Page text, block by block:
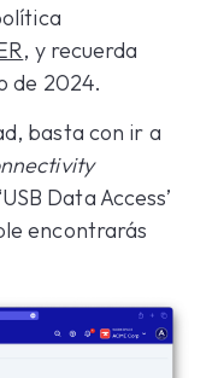
, y recuerda
de 2024.
basta con ir a
Data Access’
encontrarás